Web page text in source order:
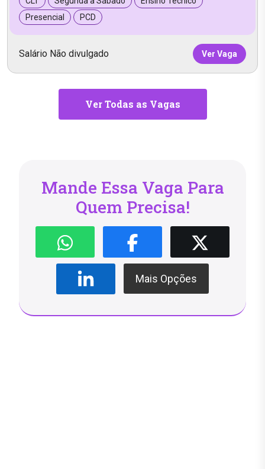
Presencial
PCD
Salário Não divulgado Ver Vaga
Ver Todas as Vagas
Mande Essa Vaga Para
Quem Precisa!
Mais Opções